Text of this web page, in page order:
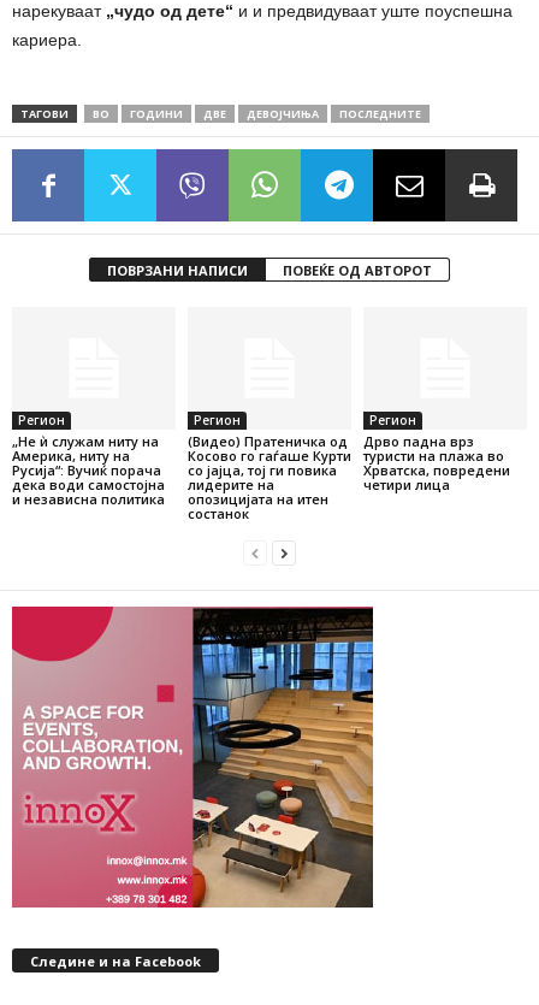
нарекуваат „чудо од дете“ и и предвидуваат уште поуспешна
кариера.
ТАГОВИ ВО ГОДИНИ ДВЕ ДЕВОЈЧИЊА ПОСЛЕДНИТЕ
ПОВРЗАНИ НАПИСИ ПОВЕЌЕ ОД АВТОРОТ
Регион
„Не ѝ служам ниту на
Америка, ниту на
Русија“: Вучиќ порача
дека води самостојна
и независна политика
Регион
(Видео) Пратеничка од
Косово го гаѓаше Курти
со јајца, тој ги повика
лидерите на
опозицијата на итен
состанок
Регион
Дрво падна врз
туристи на плажа во
Хрватска, повредени
четири лица
Следине и на Facebook